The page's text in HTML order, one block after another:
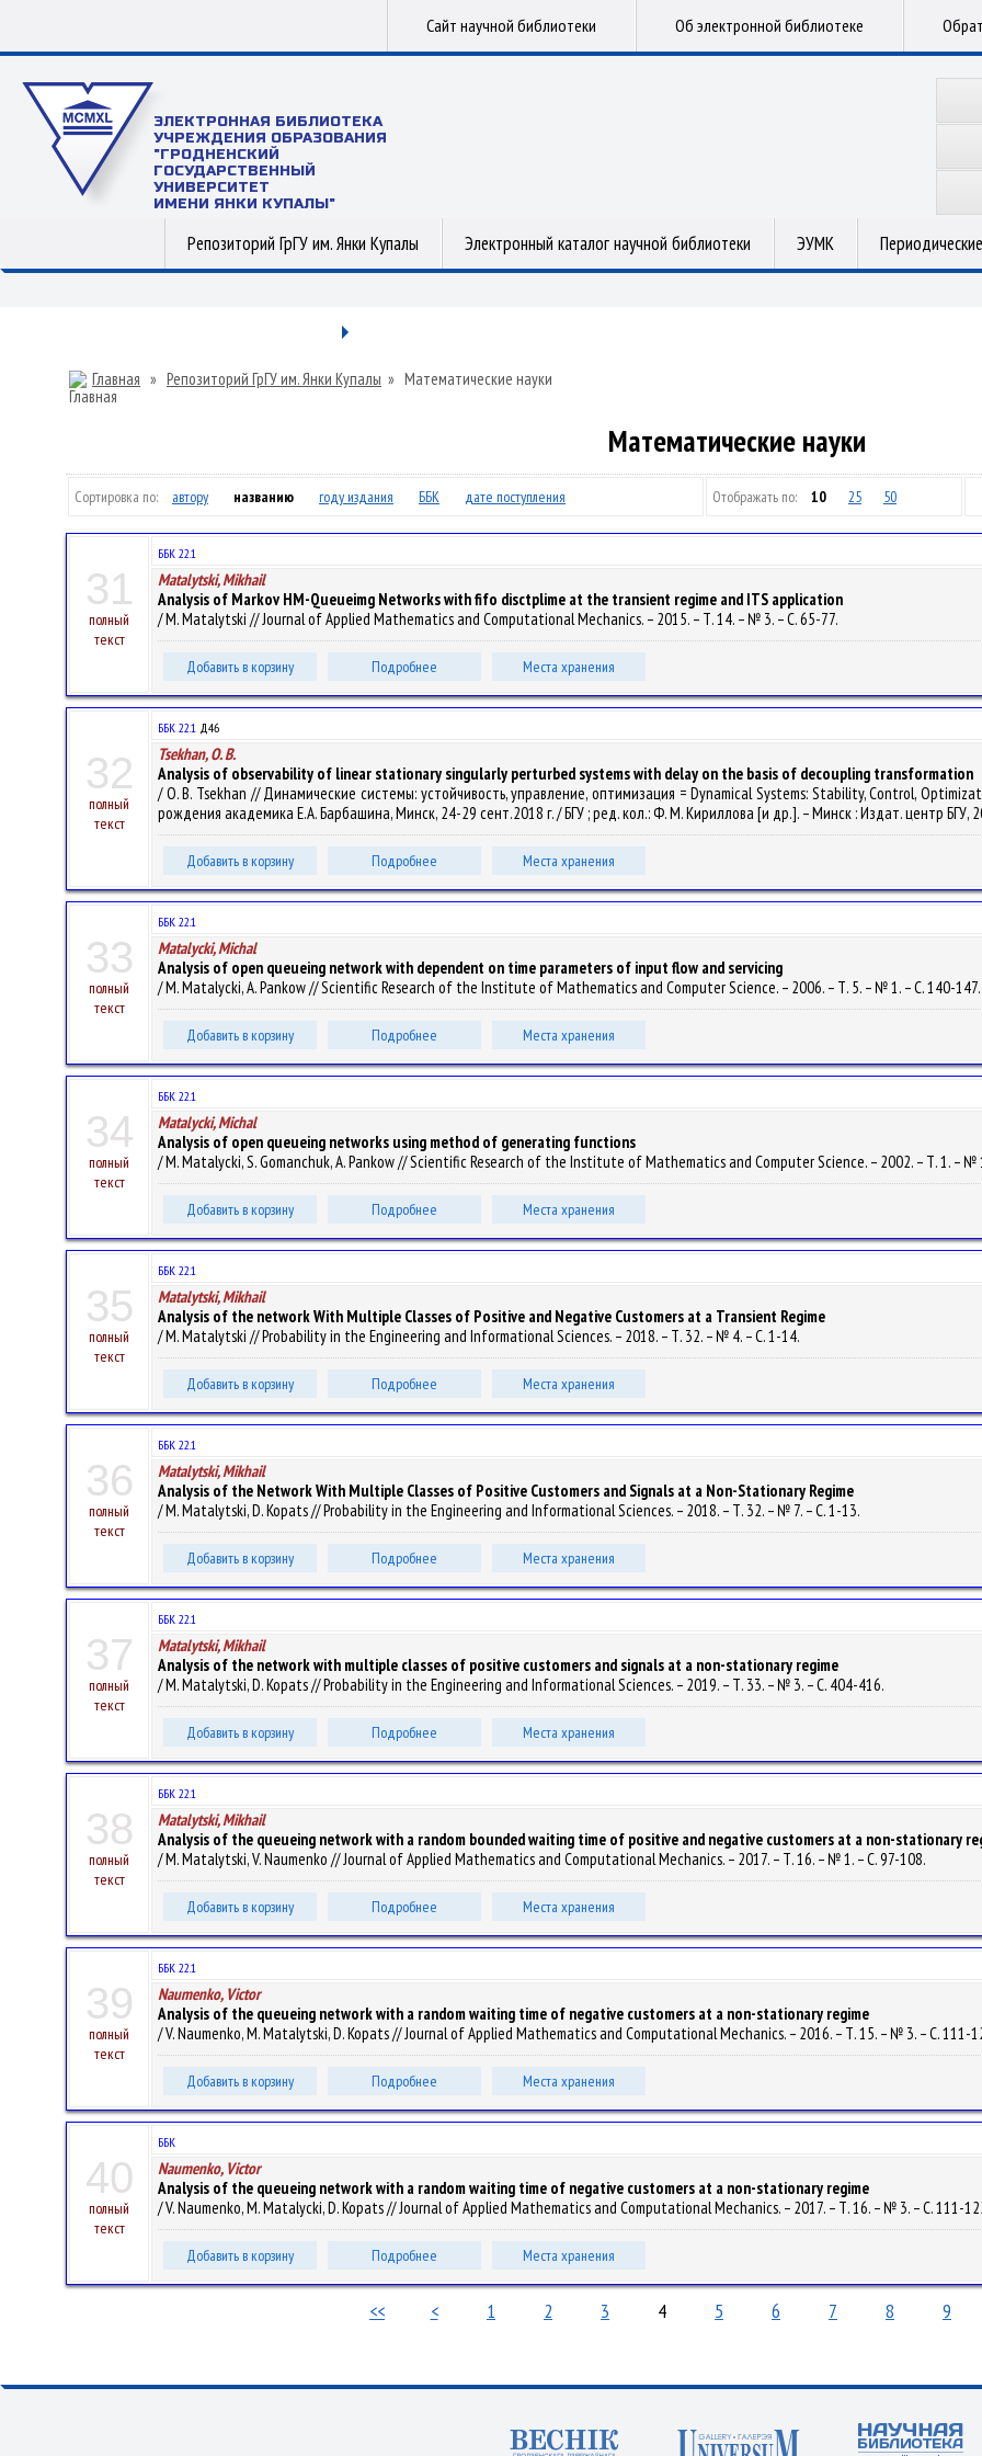
Сайт научной библиотеки Об электронной библиотеке
ЭЛЕКТРОННАЯ БИБЛИОТЕКА
УЧРЕЖДЕНИЯ ОБРАЗОВАНИЯ
"ГРОДНЕНСКИЙ
ГОСУДАРСТВЕННЫЙ
УНИВЕРСИТЕТ
ИМЕНИ ЯНКИ КУПАЛЫ"
Репозиторий ГрГУ им. Янки Купалы Электронный каталог научной библиотеки ЭУМК
Главная » Репозиторий ГрГУ им. Янки Купалы » Математические науки
Математические науки
Сортировка по: автору названию году издания ББК дате поступления Отображать по: 10 25 50
31
полный
текст
ББК 22.1
Matalytski, Mikhail
Analysis of Markov HM-Queueimg Networks with fifo disctplime at the transient regime and ITS application
/ M. Matalytski // Journal of Applied Mathematics and Computational Mechanics. – 2015. – Т. 14. – № 3. – С. 65-77.
Добавить в корзину Подробнее Места хранения
32
полный
текст
ББК 22.1 Д46
Tsekhan, O. B.
Analysis of observability of linear stationary singularly perturbed systems with delay on the basis of decoupling transformation
/ O. B. Tsekhan // Динамические системы: устойчивость, управление, оптимизация = Dynamical Systems: Stability, Control,
рождения академика Е.А. Барбашина, Минск, 24-29 сент.2018 г. / БГУ ; ред. кол.: Ф. М. Кириллова [и др.]. – Минск : Издат. центр БГУ,
Добавить в корзину Подробнее Места хранения
33
полный
текст
ББК 22.1
Matalycki, Michal
Analysis of open queueing network with dependent on time parameters of input flow and servicing
/ M. Matalycki, A. Pankow // Scientific Research of the Institute of Mathematics and Computer Science. – 2006. – Т. 5. – № 1. – С. 140-147.
Добавить в корзину Подробнее Места хранения
34
полный
текст
ББК 22.1
Matalycki, Michal
Analysis of open queueing networks using method of generating functions
/ M. Matalycki, S. Gomanchuk, A. Pankow // Scientific Research of the Institute of Mathematics and Computer Science. – 2002. – Т. 1. – №
Добавить в корзину Подробнее Места хранения
35
полный
текст
ББК 22.1
Matalytski, Mikhail
Analysis of the network With Multiple Classes of Positive and Negative Customers at a Transient Regime
/ M. Matalytski // Probability in the Engineering and Informational Sciences. – 2018. – Т. 32. – № 4. – С. 1-14.
Добавить в корзину Подробнее Места хранения
36
полный
текст
ББК 22.1
Matalytski, Mikhail
Analysis of the Network With Multiple Classes of Positive Customers and Signals at a Non-Stationary Regime
/ M. Matalytski, D. Kopats // Probability in the Engineering and Informational Sciences. – 2018. – Т. 32. – № 7. – С. 1-13.
Добавить в корзину Подробнее Места хранения
37
полный
текст
ББК 22.1
Matalytski, Mikhail
Analysis of the network with multiple classes of positive customers and signals at a non-stationary regime
/ M. Matalytski, D. Kopats // Probability in the Engineering and Informational Sciences. – 2019. – Т. 33. – № 3. – С. 404-416.
Добавить в корзину Подробнее Места хранения
38
полный
текст
ББК 22.1
Matalytski, Mikhail
Analysis of the queueing network with a random bounded waiting time of positive and negative customers at a non-stationary
/ M. Matalytski, V. Naumenko // Journal of Applied Mathematics and Computational Mechanics. – 2017. – Т. 16. – № 1. – С. 97-108.
Добавить в корзину Подробнее Места хранения
39
полный
текст
ББК 22.1
Naumenko, Victor
Analysis of the queueing network with a random waiting time of negative customers at a non-stationary regime
/ V. Naumenko, M. Matalytski, D. Kopats // Journal of Applied Mathematics and Computational Mechanics. – 2016. – Т. 15. – № 3. – С. 111-
Добавить в корзину Подробнее Места хранения
40
полный
текст
ББК
Naumenko, Victor
Analysis of the queueing network with a random waiting time of negative customers at a non-stationary regime
/ V. Naumenko, M. Matalycki, D. Kopats // Journal of Applied Mathematics and Computational Mechanics. – 2017. – Т. 16. – № 3. – С. 111-
Добавить в корзину Подробнее Места хранения
<< < 1 2 3 4 5 6 7 8 9